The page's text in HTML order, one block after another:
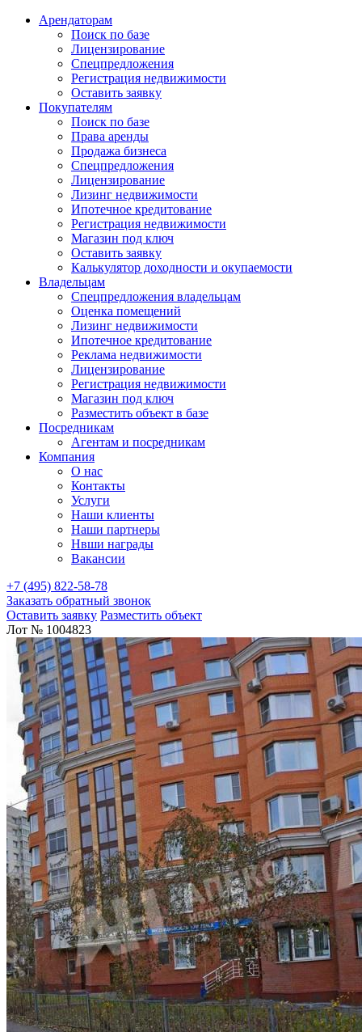
Арендаторам
Поиск по базе
Лицензирование
Спецпредложения
Регистрация недвижимости
Оставить заявку
Покупателям
Поиск по базе
Права аренды
Продажа бизнеса
Спецпредложения
Лицензирование
Лизинг недвижимости
Ипотечное кредитование
Регистрация недвижимости
Магазин под ключ
Оставить заявку
Калькулятор доходности и окупаемости
Владельцам
Спецпредложения владельцам
Оценка помещений
Лизинг недвижимости
Ипотечное кредитование
Реклама недвижимости
Лицензирование
Регистрация недвижимости
Магазин под ключ
Разместить объект в базе
Посредникам
Агентам и посредникам
Компания
О нас
Контакты
Услуги
Наши клиенты
Наши партнеры
Нвши награды
Вакансии
+7 (495) 822-58-78
Заказать обратный звонок
Оставить заявку Разместить объект
Лот № 1004823